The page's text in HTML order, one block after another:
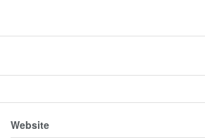
Website